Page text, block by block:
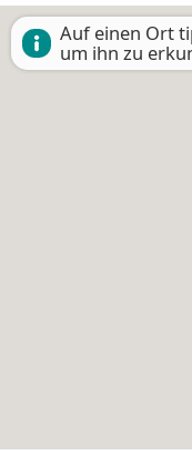
Auf einen Ort
um ihn zu